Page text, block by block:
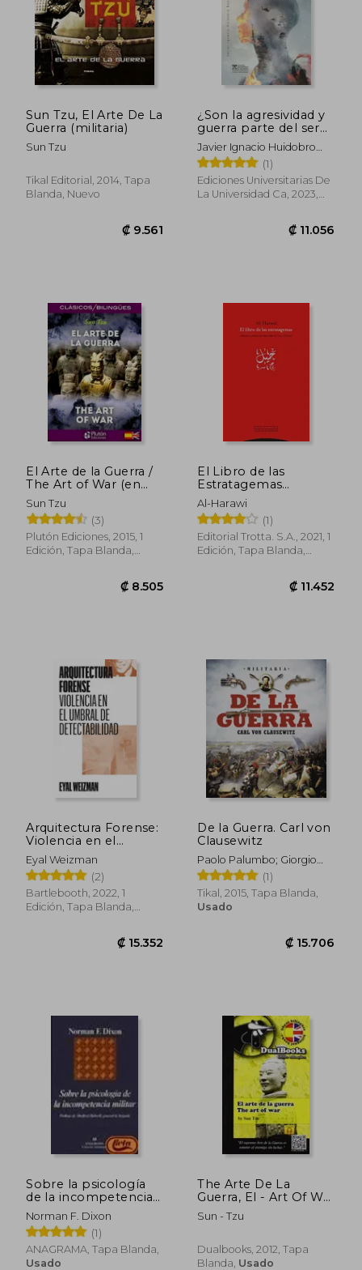
Sun Tzu, El Arte De La
Guerra (militaria)
Sun Tzu
Tikal Editorial, 2014, Tapa
Blanda, Nuevo
¿Son la agresividad y
guerra parte del ser
humano?
Javier Ignacio Huidobro
Bono
(1)
Ediciones Universitarias De
La Universidad Ca, 2023,
El Arte de la Guerra /
The Art of War (en
Bilingüe)
Sun Tzu
(3)
Plutón Ediciones, 2015, 1
Edición, Tapa Blanda,
El Libro de las
Estratagemas
(Pliegos de Oriente)
Al-Harawi
(1)
Editorial Trotta. S.A., 2021, 1
Edición, Tapa Blanda,
Arquitectura Forense:
Violencia en el
Umbral de
Detectabilidad: 2
(Coleccion)
Eyal Weizman
(2)
Bartlebooth, 2022, 1
Edición, Tapa Blanda,
De la Guerra. Carl von
Clausewitz
Paolo Palumbo; Giorgio
Bergamino; Gianni Palitta
(1)
Tikal, 2015, Tapa Blanda,
Usado
Sobre la psicología
de la incompetencia
militar
Norman F. Dixon
(1)
ANAGRAMA, Tapa Blanda,
Usado
The Arte De La
Guerra, El - Art Of War
(en Español - Inglés)
Sun - Tzu
Dualbooks, 2012, Tapa
Blanda, Usado